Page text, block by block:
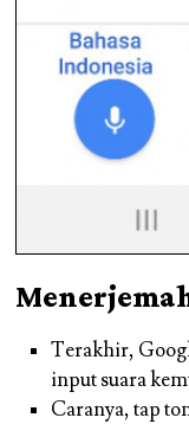
Terakhir,
input suara
Caranya, tap